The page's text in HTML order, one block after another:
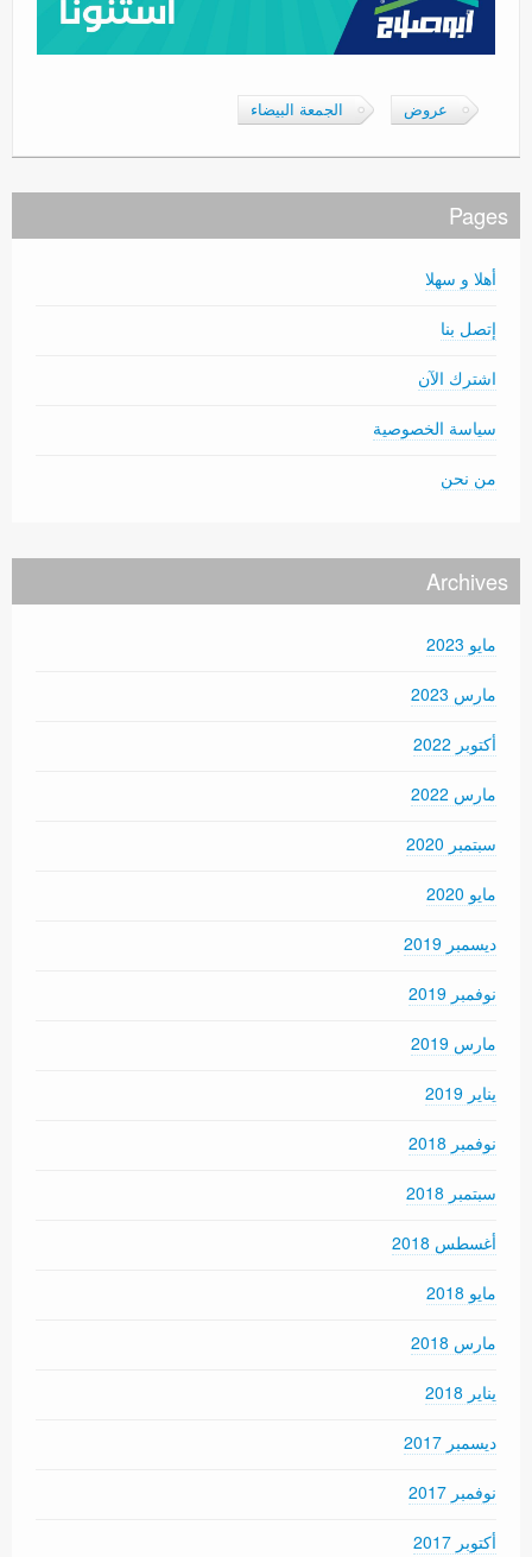
الجمعة البيضاء عروض
Pages
أهلا و سهلا
إتصل بنا
اشترك الآن
سياسة الخصوصية
من نحن
Archives
مايو 2023
مارس 2023
أكتوبر 2022
مارس 2022
سبتمبر 2020
مايو 2020
ديسمبر 2019
نوفمبر 2019
مارس 2019
يناير 2019
نوفمبر 2018
سبتمبر 2018
أغسطس 2018
مايو 2018
مارس 2018
يناير 2018
ديسمبر 2017
نوفمبر 2017
أكتوبر 2017